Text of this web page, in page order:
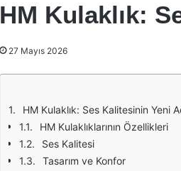
HM Kulaklık:
27 Mayıs 2026
HM Kulaklık: Ses Kalitesinin Yeni
HM Kulaklıklarının Özellikleri
Ses Kalitesi
Tasarım ve Konfor